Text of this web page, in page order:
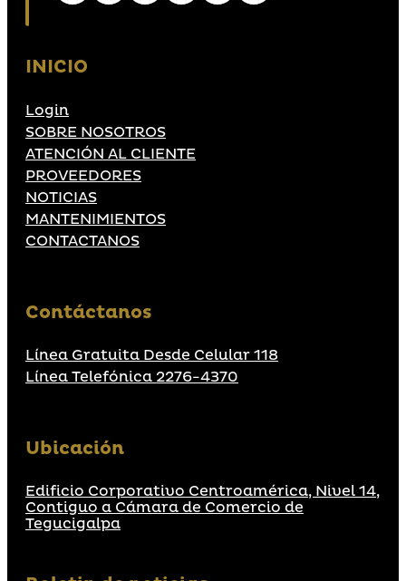
INICIO
Login
SOBRE NOSOTROS
ATENCIÓN AL CLIENTE
PROVEEDORES
NOTICIAS
MANTENIMIENTOS
CONTACTANOS
Contáctanos
Línea Gratuita Desde Celular 118
Línea Telefónica 2276-4370
Ubicación
Edificio Corporativo Centroamérica, Nivel 14,
Contiguo a Cámara de Comercio de
Tegucigalpa